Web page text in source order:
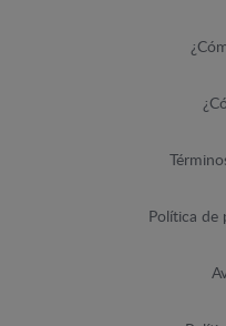
Política de